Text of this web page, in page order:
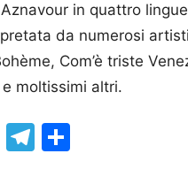
Aznavour in quattro
da numerosi
Com’è triste
moltissimi altri.
WhatsApp
Telegram